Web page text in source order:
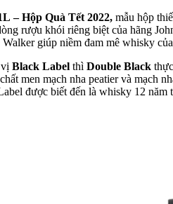
– Hộp Quà Tết 2022, mẫu hộp
rượu khói riêng biệt của hãng
giúp niềm đam mê whisky
Black Label thì Double Black
men mạch nha peatier và mạch
được biết đến là whisky 12